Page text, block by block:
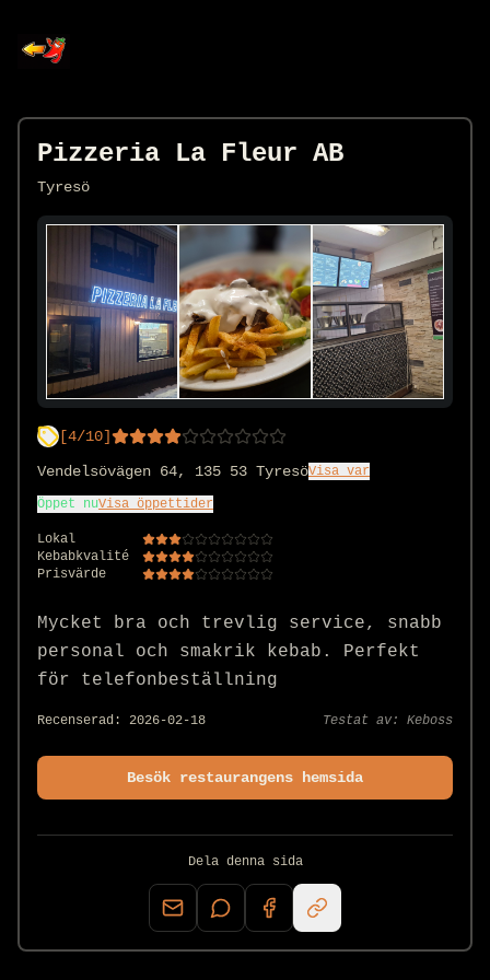
Pizzeria La Fleur AB
Tyresö
[4/10]
Vendelsövägen 64, 135 53 TyresöVisa var
Öppet nuVisa öppettider
Lokal
Kebabkvalité
Prisvärde
Mycket bra och trevlig service, snabb
personal och smakrik kebab. Perfekt
för telefonbeställning
Recenserad: 2026-02-18 Testat av: Keboss
Besök restaurangens hemsida
Dela denna sida